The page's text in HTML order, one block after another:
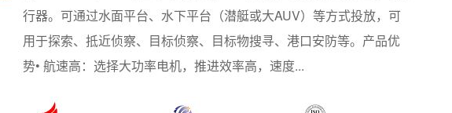
行器。可通过水面平台、水下平台（潜艇或大AUV）等方式投放，可
用于探索、抵近侦察、目标侦察、目标物搜寻、港口安防等。产品优
势• 航速高：选择大功率电机，推进效率高，速度...